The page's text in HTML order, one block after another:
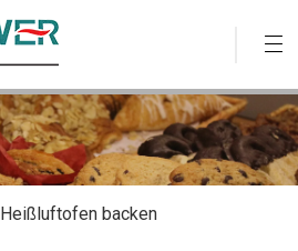
Heißluftofen backen